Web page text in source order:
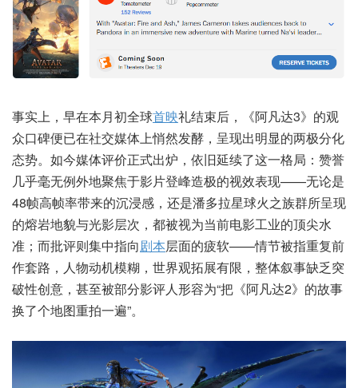
事实上，早在本月初全球首映礼结束后，《阿凡达3》的观
众口碑便已在社交媒体上悄然发酵，呈现出明显的两极分化
态势。如今媒体评价正式出炉，依旧延续了这一格局：赞誉
几乎毫无例外地聚焦于影片登峰造极的视效表现——无论是
48帧高帧率带来的沉浸感，还是潘多拉星球火之族群所呈现
的熔岩地貌与光影层次，都被视为当前电影工业的顶尖水
准；而批评则集中指向剧本层面的疲软——情节被指重复前
作套路，人物动机模糊，世界观拓展有限，整体叙事缺乏突
破性创意，甚至被部分影评人形容为“把《阿凡达2》的故事
换了个地图重拍一遍”。